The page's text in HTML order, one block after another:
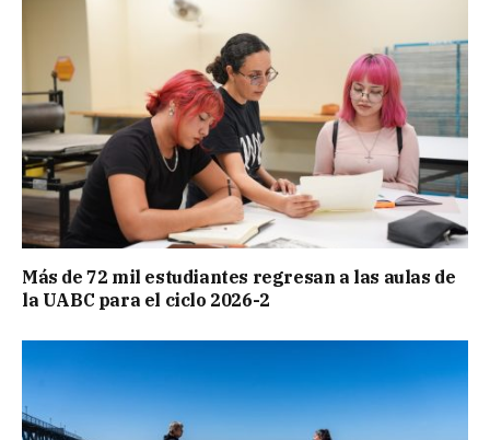
Más de 72 mil estudiantes regresan a las aulas de
la UABC para el ciclo 2026-2